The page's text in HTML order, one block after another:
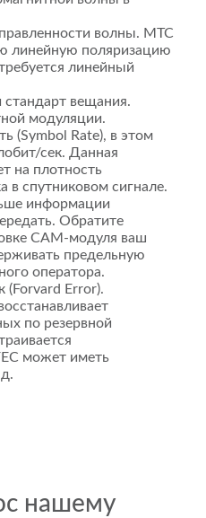
волны. МТС
линейную поляризацию
линейный
вещания.
модуляции.
(Symbol Rate), в этом
сек. Данная
на плотность
в спутниковом сигнале.
информации
Обратите
CAM-модуля ваш
предельную
оператора.
(Forvard Error).
по резервной
может иметь
нашему